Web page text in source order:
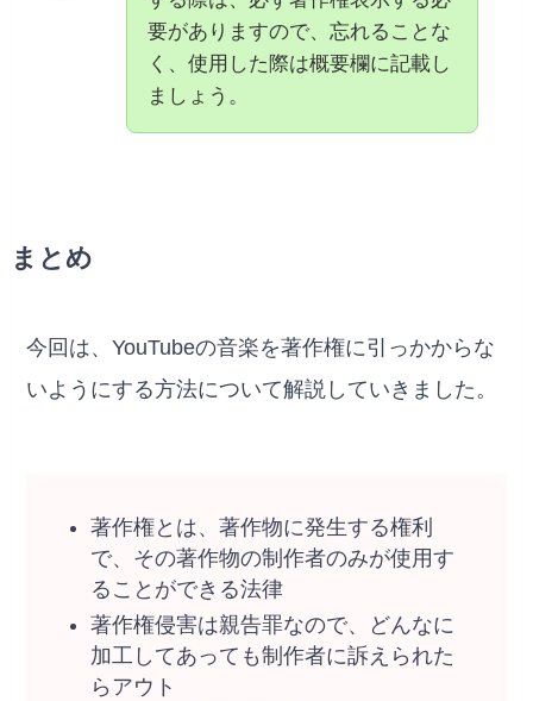
要がありますので、忘れることな
く、使用した際は概要欄に記載し
ましょう。
まとめ
今回は、YouTubeの音楽を著作権に引っかからな
いようにする方法について解説していきました。
著作権とは、著作物に発生する権利
で、その著作物の制作者のみが使用す
ることができる法律
著作権侵害は親告罪なので、どんなに
加工してあっても制作者に訴えられた
らアウト